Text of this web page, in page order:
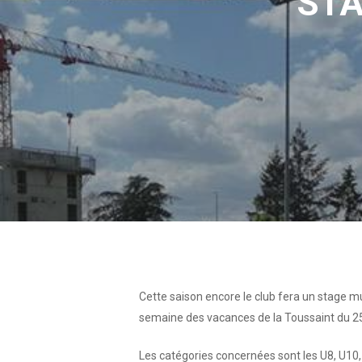
Cette saison encore le club fera un stage
semaine des vacances de la Toussaint du
Les catégories concernées sont lesU8,